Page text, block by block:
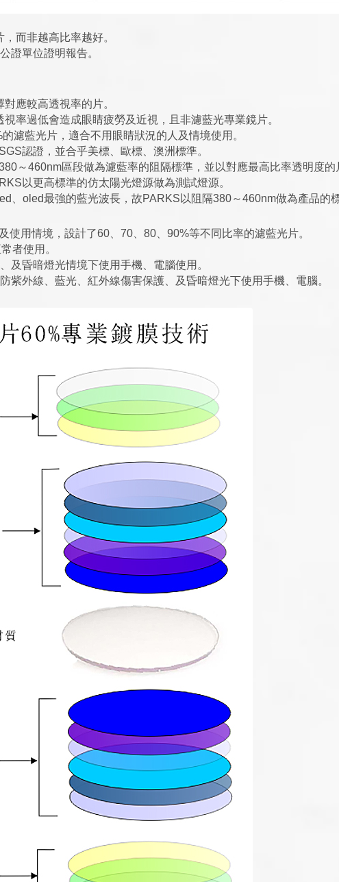
而非越高比率越好。
證單位證明報告。
應較高透視率的片。
率過低會造成眼睛疲勞及近視，且非濾藍光專業鏡片。
濾藍光片，適合不用眼睛狀況的人及情境使用。
認證，並合乎美標、歐標、澳洲標準。
～460nm區段做為濾藍率的阻隔標準，並以對應最高比率透明度的
以更高標準的仿太陽光燈源做為測試燈源。
、oled最強的藍光波長，故PARKS以阻隔380～460nm做為產品的標
使用情境，設計了60、70、80、90%等不同比率的濾藍光片。
者使用。
及昏暗燈光情境下使用手機、電腦使用。
紫外線、藍光、紅外線傷害保護、及昏暗燈光下使用手機、電腦。